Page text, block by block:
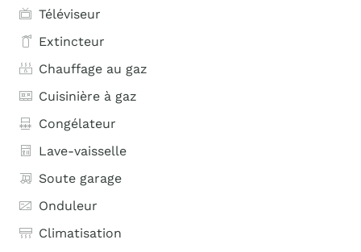
Téléviseur
Extincteur
Chauffage au gaz
Cuisinière à gaz
Congélateur
Lave-vaisselle
Soute garage
Onduleur
Climatisation